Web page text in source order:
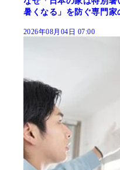
暑くなる」を防ぐ専門家
2026年08月04日 07:00